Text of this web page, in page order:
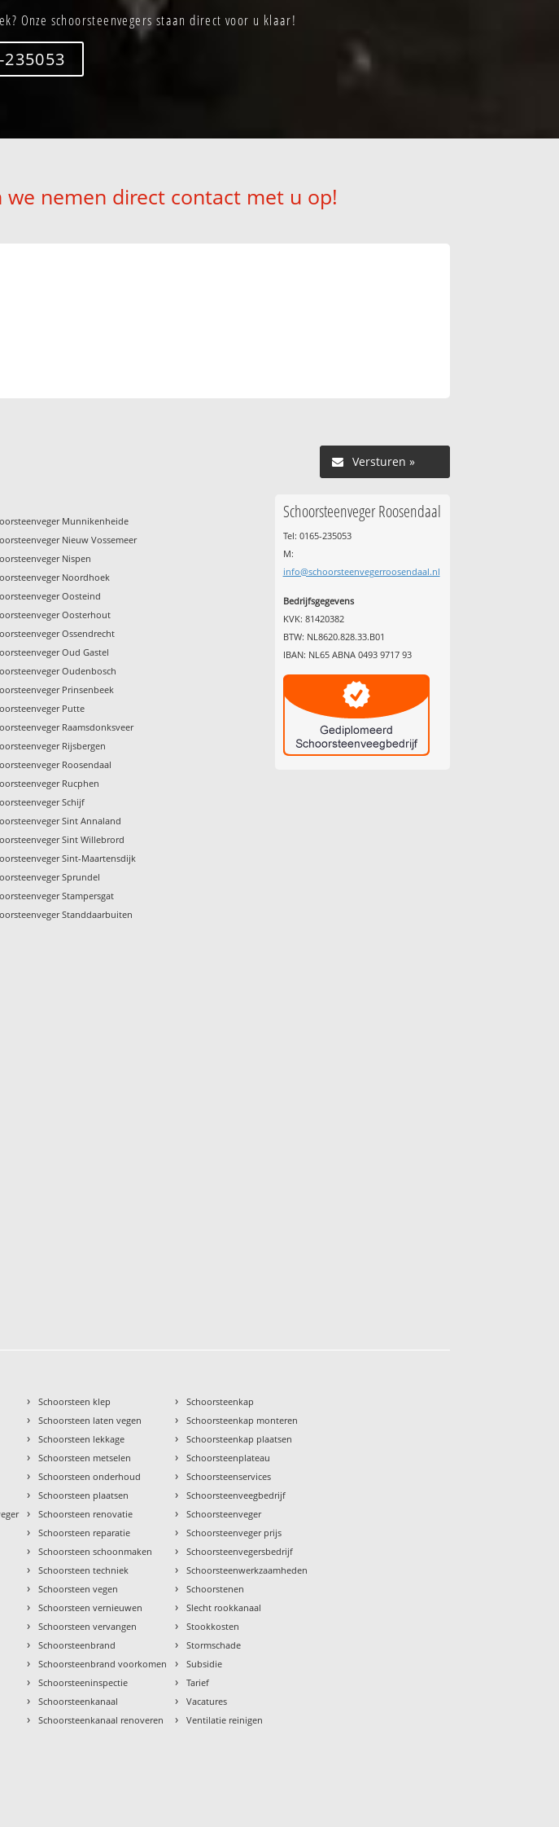
Onze schoorsteenvegers staan direct voor u klaar!
235053
nemen direct contact met u op!
Versturen »
Munnikenheide
Nieuw Vossemeer
Nispen
Noordhoek
Oosteind
Oosterhout
Ossendrecht
Oud Gastel
Oudenbosch
Prinsenbeek
Putte
Raamsdonksveer
Rijsbergen
Roosendaal
Rucphen
Schijf
Sint Annaland
Sint Willebrord
Sint-Maartensdijk
Sprundel
Stampersgat
Standdaarbuiten
Schoorsteenveger Roosendaal
Tel: 0165-235053
M:
info@schoorsteenvegerroosendaal.nl
Bedrijfsgegevens
KVK: 81420382
BTW: NL8620.828.33.B01
IBAN: NL65 ABNA 0493 9717 93
› Schoorsteen klep
› Schoorsteen laten vegen
› Schoorsteen lekkage
› Schoorsteen metselen
› Schoorsteen onderhoud
› Schoorsteen plaatsen
› Schoorsteen renovatie
› Schoorsteen reparatie
› Schoorsteen schoonmaken
› Schoorsteen techniek
› Schoorsteen vegen
› Schoorsteen vernieuwen
› Schoorsteen vervangen
› Schoorsteenbrand
› Schoorsteenbrand voorkomen
› Schoorsteeninspectie
› Schoorsteenkanaal
› Schoorsteenkanaal renoveren
› Schoorsteenkap
› Schoorsteenkap monteren
› Schoorsteenkap plaatsen
› Schoorsteenplateau
› Schoorsteenservices
› Schoorsteenveegbedrijf
› Schoorsteenveger
› Schoorsteenveger prijs
› Schoorsteenvegersbedrijf
› Schoorsteenwerkzaamheden
› Schoorstenen
› Slecht rookkanaal
› Stookkosten
› Stormschade
› Subsidie
› Tarief
› Vacatures
› Ventilatie reinigen